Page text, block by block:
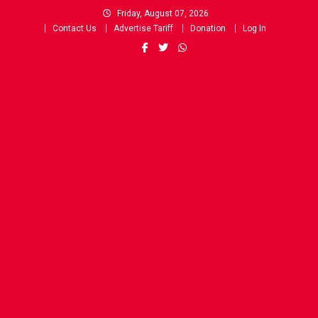
Friday, August 07, 2026
Contact Us
Advertise Tariff Donation Log In